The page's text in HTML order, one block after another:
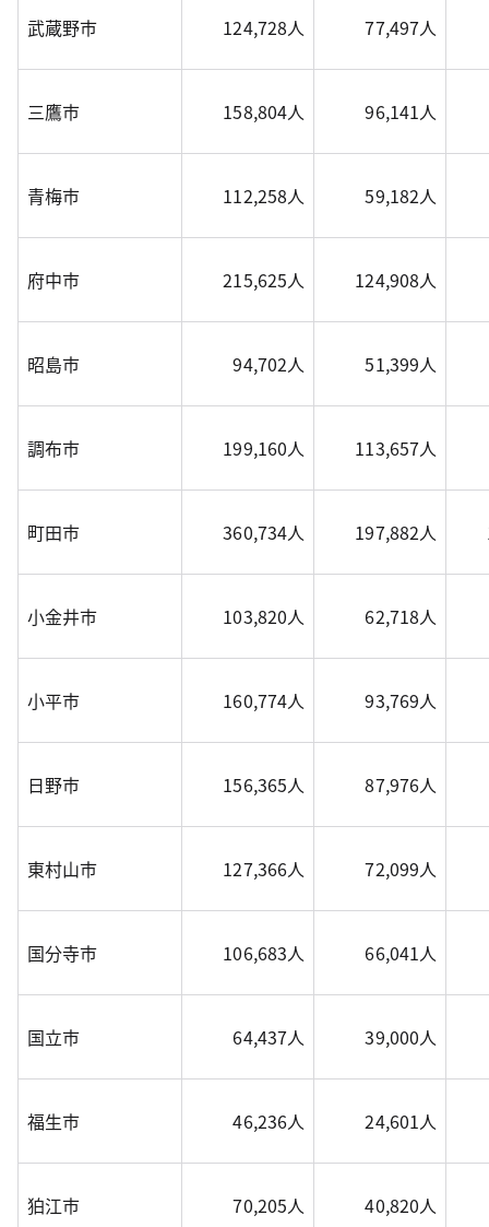
武蔵野市 124,728人 77,497人
三鷹市 158,804人 96,141人
青梅市 112,258人 59,182人
府中市 215,625人 124,908人
昭島市 94,702人 51,399人
調布市 199,160人 113,657人
町田市 360,734人 197,882人
小金井市 103,820人 62,718人
小平市 160,774人 93,769人
日野市 156,365人 87,976人
東村山市 127,366人 72,099人
国分寺市 106,683人 66,041人
国立市 64,437人 39,000人
福生市 46,236人 24,601人
狛江市 70,205人 40,820人